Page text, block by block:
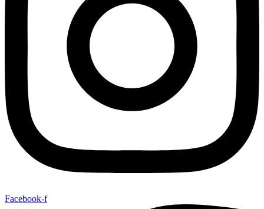
Facebook-f